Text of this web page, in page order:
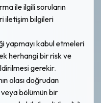
ile ilgili soruların
iletişim bilgileri
yapmayı kabul etmeleri
herhangi bir risk ve
gerekir.
olası doğrudan
bölümün bir